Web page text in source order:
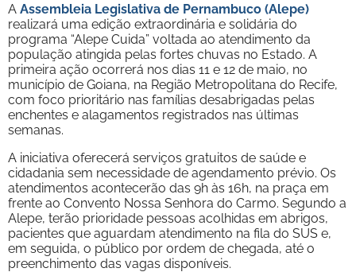
A Assembleia Legislativa de Pernambuco (Alepe)
realizará uma edição extraordinária e solidária do
programa “Alepe Cuida” voltada ao atendimento da
população atingida pelas fortes chuvas no Estado. A
primeira ação ocorrerá nos dias 11 e 12 de maio, no
município de Goiana, na Região Metropolitana do Recife,
com foco prioritário nas famílias desabrigadas pelas
enchentes e alagamentos registrados nas últimas
semanas.
A iniciativa oferecerá serviços gratuitos de saúde e
cidadania sem necessidade de agendamento prévio. Os
atendimentos acontecerão das 9h às 16h, na praça em
frente ao Convento Nossa Senhora do Carmo. Segundo a
Alepe, terão prioridade pessoas acolhidas em abrigos,
pacientes que aguardam atendimento na fila do SUS e,
em seguida, o público por ordem de chegada, até o
preenchimento das vagas disponíveis.